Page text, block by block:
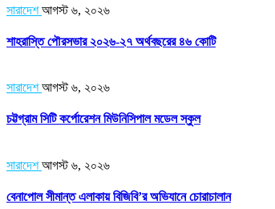
সারাদেশ আগস্ট ৬, ২০২৬
শাহরাস্তি পৌরসভার ২০২৬-২৭ অর্থবছরের ৪৬ কোটি
সারাদেশ আগস্ট ৬, ২০২৬
চট্টগ্রাম সিটি কর্পোরেশন মিউনিসিপাল মডেল স্কুল
সারাদেশ আগস্ট ৬, ২০২৬
বেনাপোল সীমান্ত এলাকায় বিজিবি’র অভিযানে চোরাচালান